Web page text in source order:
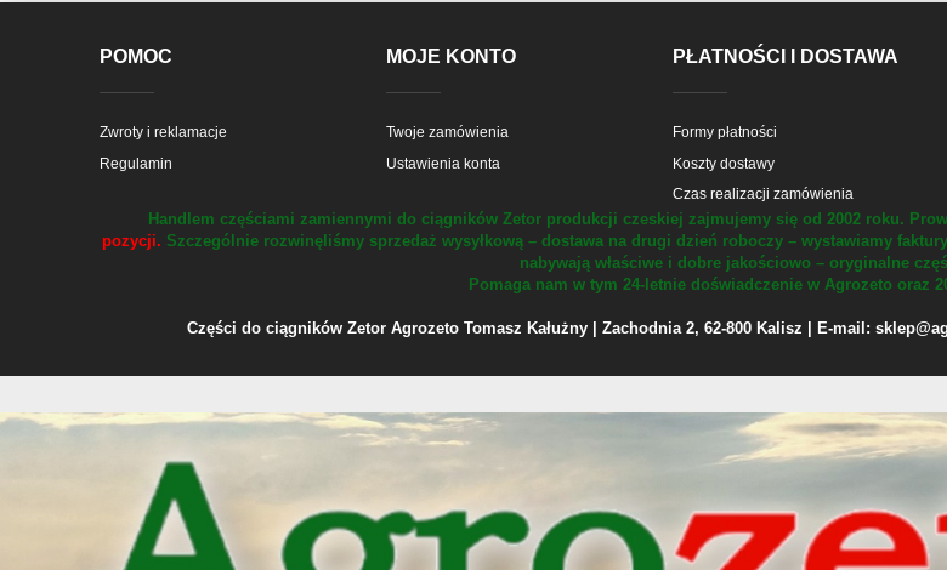
POMOC
Zwroty i reklamacje
Regulamin
MOJE KONTO
Twoje zamówienia
Ustawienia konta
PŁATNOŚCI I DOSTAWA
Formy płatności
Koszty dostawy
Czas realizacji zamówienia
Handlem częściami zamiennymi do ciągników Zetor produkcji czeskiej zajmujemy się od 2002 roku.
pozycji. Szczególnie rozwinęliśmy sprzedaż wysyłkową – dostawa na drugi dzień roboczy – wystawiamy faktury
nabywają właściwe i dobre jakościowo – oryginalne
Pomaga nam w tym 24-letnie doświadczenie w Agrozeto oraz
Części do ciągników Zetor Agrozeto Tomasz Kałużny | Zachodnia 2, 62-800 Kalisz | E-mail: